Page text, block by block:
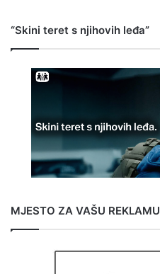
“Skini teret s njihovih leđa”
MJESTO ZA VAŠU REKLAMU